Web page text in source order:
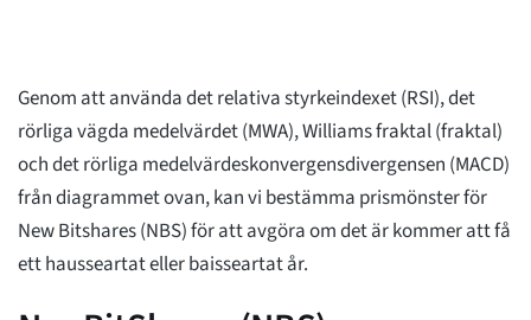
Genom att använda det relativa styrkeindexet (RSI), det
rörliga vägda medelvärdet (MWA), Williams fraktal (fraktal)
och det rörliga medelvärdeskonvergensdivergensen (MACD)
från diagrammet ovan, kan vi bestämma prismönster för
New Bitshares (NBS) för att avgöra om det är kommer att få
ett hausseartat eller baisseartat år.